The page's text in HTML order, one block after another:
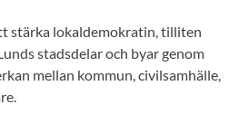
stärka lokaldemokratin, tilliten
stadsdelar och byar genom
mellan kommun, civilsamhälle,